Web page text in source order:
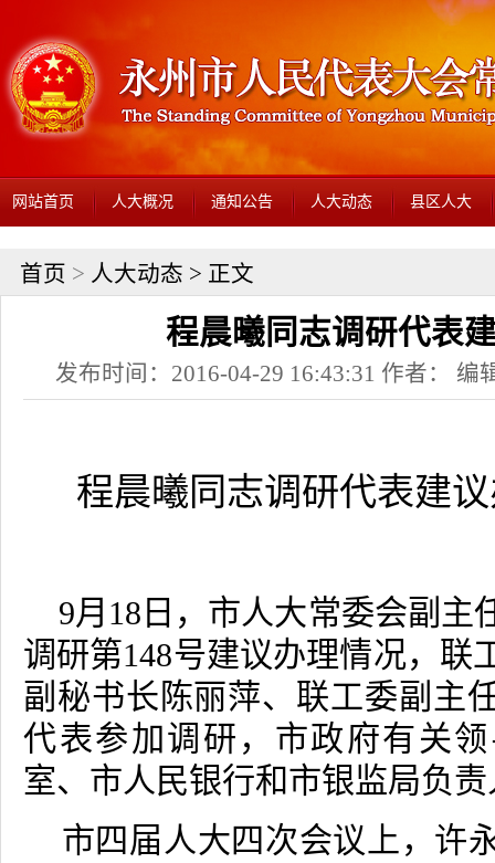
网站首页 人大概况 通知公告 人大动态 县区人大
首页 > 人大动态 > 正文
程晨曦同志调研代表
发布时间：2016-04-29 16:43:31 作者： 编
程晨曦同志调研代表建
9月 18 日，市人大常委会副主
调研第148号建议办理情况，联
副秘书长陈丽萍、联工委副主
代表参加调研，市政府有关
室、市人民银行和市银监局负
市四届人大四次会议上，许